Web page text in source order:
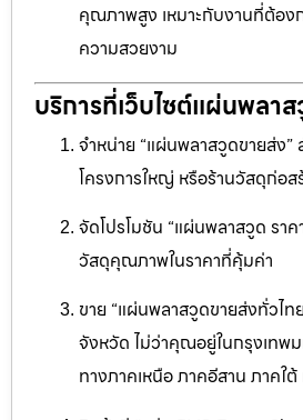
คุณภาพสูง เหมาะกับงานที่ต้อง
ความสวยงาม
บริการที่เว็บไซต์แผ่นพลา
จำหน่าย “แผ่นพลาสวูดขายส่ง”
โครงการใหญ่ หรือร้านวัสดุก่อส
จัดโปรโมชัน “แผ่นพลาสวูด รา
วัสดุคุณภาพในราคาที่คุ้มค่า
ขาย “แผ่นพลาสวูดขายส่งทั่วไ
จังหวัด ไม่ว่าคุณอยู่ในกรุงเทพ
ทางภาคเหนือ ภาคอีสาน ภาคใต้